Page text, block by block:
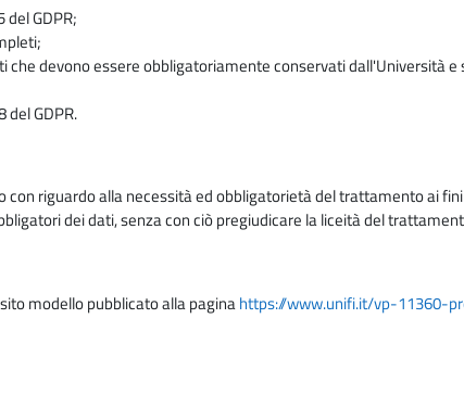
GDPR;
devono essere obbligatoriamente conservati dall'Università
GDPR.
riguardo alla necessità ed obbligatorietà del trattamento ai
dei dati, senza con ciò pregiudicare la liceità del
modello pubblicato alla paginahttps://www.unifi.it/vp-11360-